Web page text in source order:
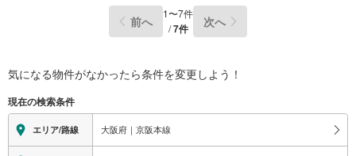
前へ 1〜7件
/7件 次へ
気になる物件がなかったら条件を変更しよう！
現在の検索条件
エリア/路線 大阪府｜京阪本線